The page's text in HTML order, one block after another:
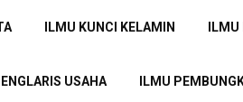
ILMU KUNCI KELAMIN
USAHA ILMU